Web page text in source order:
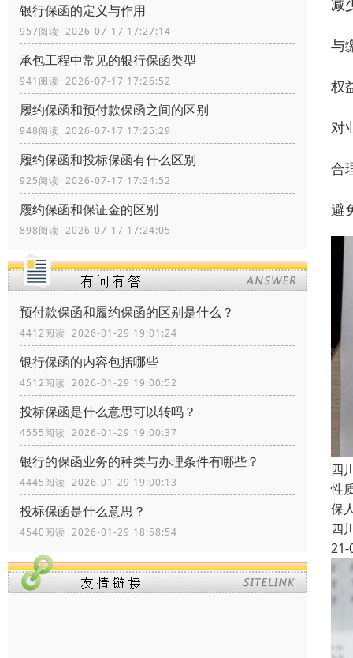
银行保函的定义与作用
957阅读 2026-07-17 17:27:14
承包工程中常见的银行保函类型
941阅读 2026-07-17 17:26:52
履约保函和预付款保函之间的区别
948阅读 2026-07-17 17:25:29
履约保函和投标保函有什么区别
925阅读 2026-07-17 17:24:52
履约保函和保证金的区别
898阅读 2026-07-17 17:24:05
预付款保函和履约保函的区别是什么？
4412阅读 2026-01-29 19:01:24
银行保函的内容包括哪些
4512阅读 2026-01-29 19:00:52
投标保函是什么意思可以转吗？
4555阅读 2026-01-29 19:00:37
银行的保函业务的种类与办理条件有哪些？
4445阅读 2026-01-29 19:00:13
投标保函是什么意思？
4540阅读 2026-01-29 18:58:54
减
与
权
对
合
避
四
性
保
四
21-